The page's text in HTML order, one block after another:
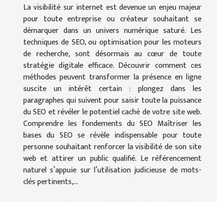
La visibilité sur internet est devenue un enjeu majeur
pour toute entreprise ou créateur souhaitant se
démarquer dans un univers numérique saturé. Les
techniques de SEO, ou optimisation pour les moteurs
de recherche, sont désormais au cœur de toute
stratégie digitale efficace. Découvrir comment ces
méthodes peuvent transformer la présence en ligne
suscite un intérêt certain : plongez dans les
paragraphes qui suivent pour saisir toute la puissance
du SEO et révéler le potentiel caché de votre site web.
Comprendre les fondements du SEO Maîtriser les
bases du SEO se révèle indispensable pour toute
personne souhaitant renforcer la visibilité de son site
web et attirer un public qualifié. Le référencement
naturel s’appuie sur l’utilisation judicieuse de mots-
clés pertinents,...